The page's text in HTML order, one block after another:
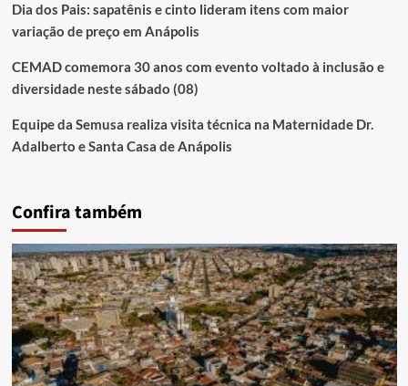
Dia dos Pais: sapatênis e cinto lideram itens com maior
variação de preço em Anápolis
CEMAD comemora 30 anos com evento voltado à inclusão e
diversidade neste sábado (08)
Equipe da Semusa realiza visita técnica na Maternidade Dr.
Adalberto e Santa Casa de Anápolis
Confira também